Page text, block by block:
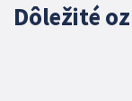
Dôležité